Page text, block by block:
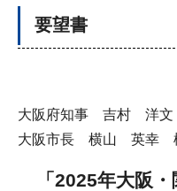
要望書
大阪府知事 吉村 洋
大阪市長 横山 英幸
「2025年大阪